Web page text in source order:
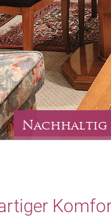
Nachhaltig